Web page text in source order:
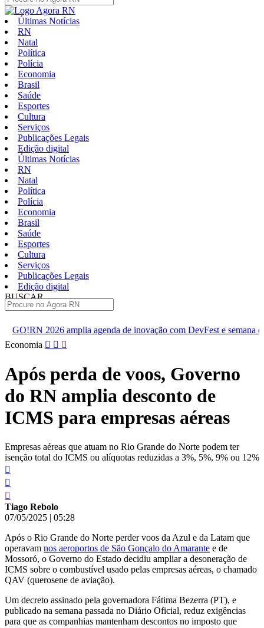
Últimas Notícias
RN
Natal
Política
Polícia
Economia
Brasil
Saúde
Esportes
Cultura
Serviços
Publicações Legais
Edição digital
Últimas Notícias
RN
Natal
Política
Polícia
Economia
Brasil
Saúde
Esportes
Cultura
Serviços
Publicações Legais
Edição digital
BUSCAR
agenda de inovação com DevFest e semana de eventos
Pular
conteúdo
Economia
Após perda de voos, Governo
do RN amplia desconto de
ICMS para empresas aéreas
Empresas aéreas que atuam no Rio Grande do Norte podem ter
isenção total do ICMS ou alíquotas reduzidas a 3%, 5%, 9% ou 12%
Tiago Rebolo
07/05/2025 | 05:28
Após o Rio Grande do Norte perder voos da Azul e da Latam que
operavam nos aeroportos de São Gonçalo do Amarante e de
Mossoró, o Governo do Estado decidiu ampliar a desoneração de
ICMS sobre o combustível usado pelas empresas aéreas, o chamado
QAV (querosene de aviação).
Um decreto assinado pela governadora Fátima Bezerra (PT), e
publicado na semana passada no Diário Oficial, reduz exigências
para que as companhias mantenham descontos no imposto que